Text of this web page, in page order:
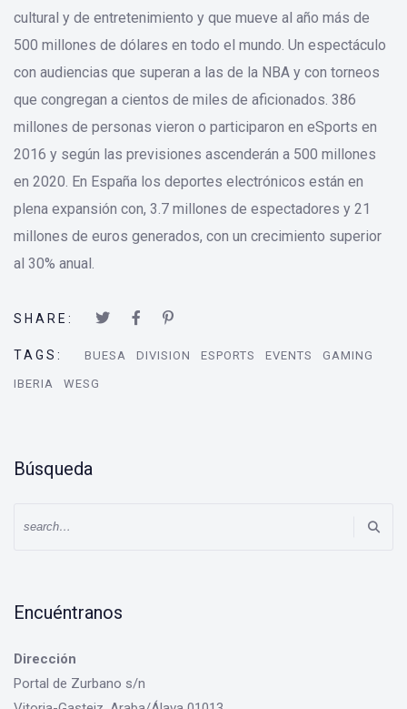
cultural y de entretenimiento y que mueve al año más de
500 millones de dólares en todo el mundo. Un espectáculo
con audiencias que superan a las de la NBA y con torneos
que congregan a cientos de miles de aficionados. 386
millones de personas vieron o participaron en eSports en
2016 y según las previsiones ascenderán a 500 millones
en 2020. En España los deportes electrónicos están en
plena expansión con, 3.7 millones de espectadores y 21
millones de euros generados, con un crecimiento superior
al 30% anual.
SHARE:
TAGS: BUESA DIVISION ESPORTS EVENTS GAMING
IBERIA WESG
Búsqueda
Encuéntranos
Dirección
Portal de Zurbano s/n